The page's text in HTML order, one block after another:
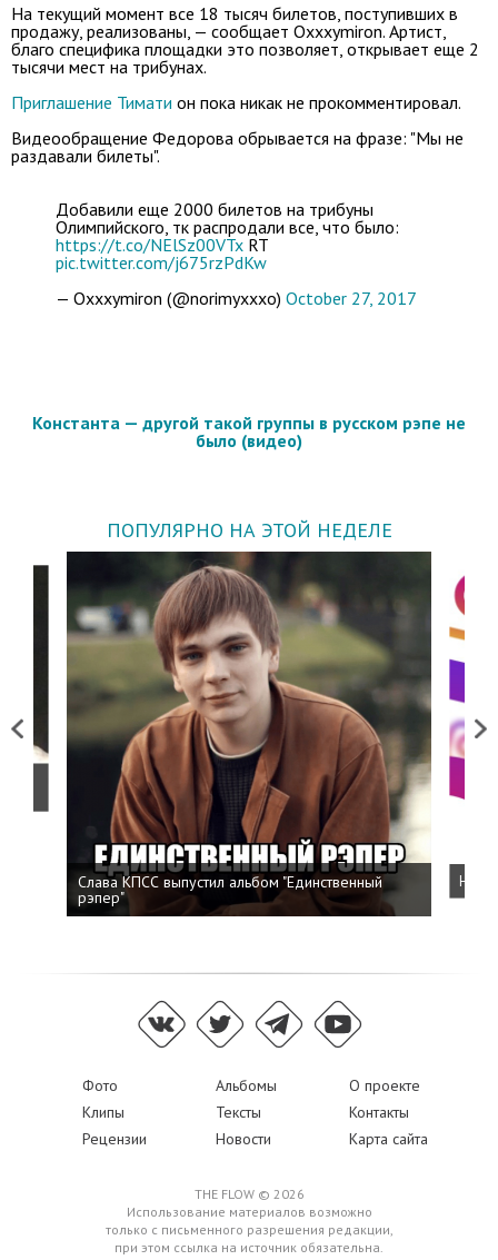
На текущий момент все 18 тысяч билетов, поступивших в
продажу, реализованы, — сообщает Oxxxymiron. Артист,
благо специфика площадки это позволяет, открывает еще 2
тысячи мест на трибунах.
Приглашение Тимати он пока никак не прокомментировал.
Видеообращение Федорова обрывается на фразе: "Мы не
раздавали билеты".
Добавили еще 2000 билетов на трибуны
Олимпийского, тк распродали все, что было:
https://t.co/NElSz00VTx RT
pic.twitter.com/j675rzPdKw
— Oxxxymiron (@norimyxxxo) October 27, 2017
Константа — другой такой группы в русском рэпе не
было (видео)
ПОПУЛЯРНО НА ЭТОЙ НЕДЕЛЕ
Previous
Слава КПСС выпустил альбом "Единственный
рэпер"
Next
Фото Альбомы
О проекте
Клипы
Тексты
Контакты
Рецензии
Новости Карта сайта
THE FLOW © 2026
Использование материалов возможно
только с письменного разрешения редакции,
при этом ссылка на источник обязательна.